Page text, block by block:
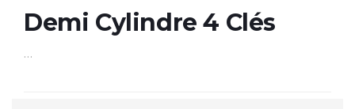
Demi Cylindre 4 Clés
…